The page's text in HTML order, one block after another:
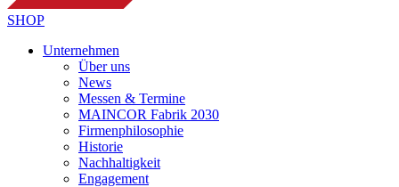
SHOP
Unternehmen
Über uns
News
Messen & Termine
MAINCOR Fabrik 2030
Firmenphilosophie
Historie
Nachhaltigkeit
Engagement